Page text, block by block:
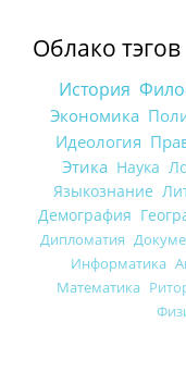
Облако тэгов
История
Экономика
Идеология
Этика Наука
Языкознание
Демография
Дипломатия
Информатика
Математика